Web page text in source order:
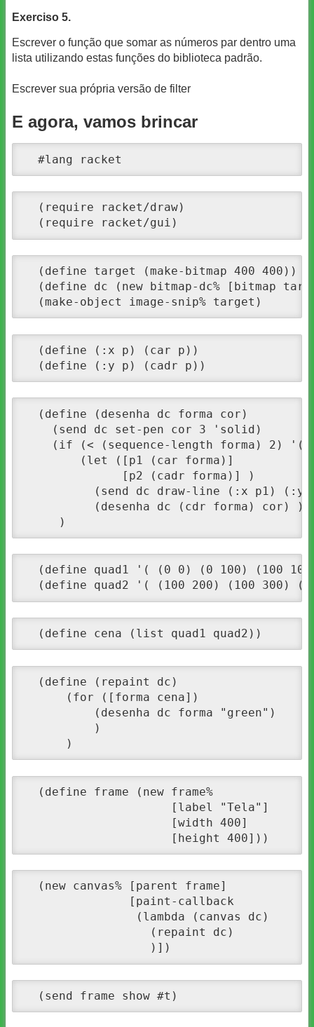
Exerciso 5.
Escrever o função que somar as números par dentro uma
lista utilizando estas funções do biblioteca padrão.
Escrever sua própria versão de filter
E agora, vamos brincar
  #lang racket
  (require racket/draw)
  (require racket/gui)
  (define target (make-bitmap 400 400))
(define dc (new bitmap-dc% [bitmap
  (make-object image-snip% target)
  (define (:x p) (car p))
  (define (:y p) (cadr p))
  (define (desenha dc forma cor)
    (send dc set-pen cor 3 'solid)
    (if (< (sequence-length forma) 2) '()
        (let ([p1 (car forma)]
              [p2 (cadr forma)] )
(send dc draw-line (:x p1) (:y
(desenha dc (cdr forma) cor) )
     )
(define quad1 '( (0 0) (0 100) (100
(define quad2 '( (100 200) (100 300)
  (define cena (list quad1 quad2))
  (define (repaint dc)
      (for ([forma cena])
          (desenha dc forma "green")
          )
      )
  (define frame (new frame%
                     [label "Tela"]
                     [width 400]
                     [height 400]))
  (new canvas% [parent frame]
               [paint-callback
                (lambda (canvas dc)
                  (repaint dc)
                  )])
  (send frame show #t)